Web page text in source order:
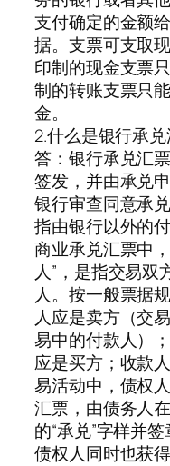
支付确定的金额
据。支票可支取
印制的现金支票
制的转账支票只
金。
2.什么是银行承
答：银行承兑汇
签发，并由承兑
银行审查同意承
指由银行以外的
商业承兑汇票中
人”，是指交易
人。按一般票据
人应是卖方（交
易中的付款人）
应是买方；收款
易活动中，债权
汇票，由债务人
的“承兑”字样并
债权人同时也获